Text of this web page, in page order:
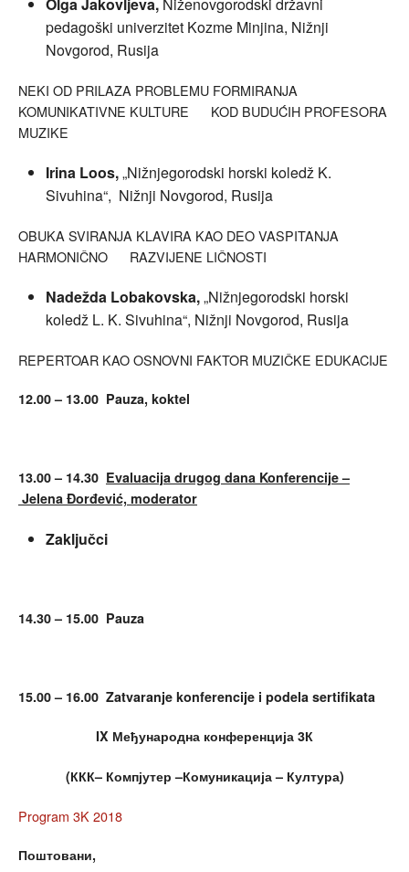
Olga Jakovljeva, Niženovgorodski državni
pedagoški univerzitet Kozme Minjina, Nižnji
Novgorod, Rusija
NEKI OD PRILAZA PROBLEMU FORMIRANJA
KOMUNIKATIVNE KULTURE KOD BUDUĆIH PROFESORA
MUZIKE
Irina Loos,„Nižnjegorodski horski koledž K.
Sivuhina“, Nižnji Novgorod, Rusija
OBUKA SVIRANJA KLAVIRA KAO DEO VASPITANJA
HARMONIČNO RAZVIJENE LIČNOSTI
Nadežda Lobakovska,„Nižnjegorodski horski
koledž L. K. Sivuhina“, Nižnji Novgorod, Rusija
REPERTOAR KAO OSNOVNI FAKTOR MUZIČKE EDUKACIJE
12.00 – 13.00 Pauza, koktel
13.00 – 14.30 Evaluacija drugog dana Konferencije –
Jelena Đorđević, moderator
Zaključci
14.30 – 15.00 Pauza
15.00 – 16.00 Zatvaranje konferencije i podela sertifikata
IX Међународна конференција 3К
(ККК– Компјутер –Комуникација – Култура)
Program 3K 2018
Поштовани,